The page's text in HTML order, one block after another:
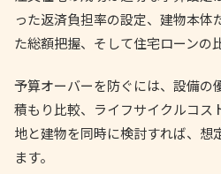
った返済負担率の設定、建物本体
た総額把握、そして住宅ローンの
予算オーバーを防ぐには、設備の
積もり比較、ライフサイクルコス
地と建物を同時に検討すれば、想
ます。